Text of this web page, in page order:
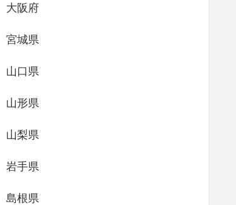
大阪府
宮城県
山口県
山形県
山梨県
岩手県
島根県